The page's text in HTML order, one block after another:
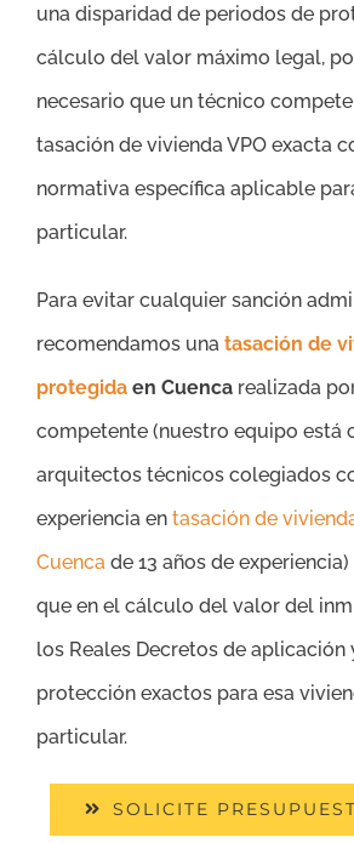
una disparidad de periodos de
cálculo del valor máximo legal,
necesario que un técnico
tasación de vivienda VPO exacta
normativa específica aplicable
particular.
Para evitar cualquier sanción
recomendamos una tasación de
protegida en Cuenca realizada
competente (nuestro equipo está
arquitectos técnicos colegiados
experiencia en tasación de
Cuenca de 13 años de
que en el cálculo del valor del
los Reales Decretos de aplicación
protección exactos para esa
particular.
SOLICITE